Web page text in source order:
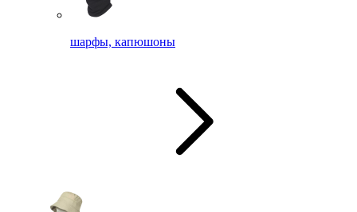
шарфы, капюшоны